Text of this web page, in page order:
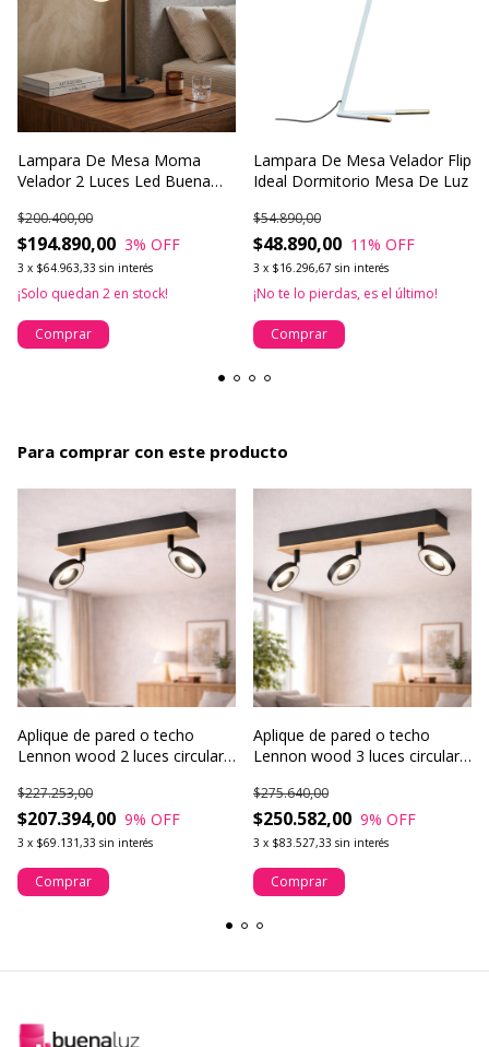
Lampara De Mesa Moma
Velador 2 Luces Led Buena
$194.890,00
$200.400,00
3% OFF
3 x $64.963,33 sin interés
¡Solo quedan 2 en stock!
Comprar
Lampara De Mesa Velador Flip
Ideal Dormitorio Mesa De Luz
$48.890,00
$54.890,00
11% OFF
3 x $16.296,67 sin interés
¡No te lo pierdas, es el último!
Comprar
Para comprar con este producto
Aplique de pared o techo
Lennon wood 2 luces circular
$207.394,00
$227.253,00
9% OFF
3 x $69.131,33 sin interés
Aplique de pared o techo
Lennon wood 3 luces circular
$250.582,00
$275.640,00
9% OFF
3 x $83.527,33 sin interés